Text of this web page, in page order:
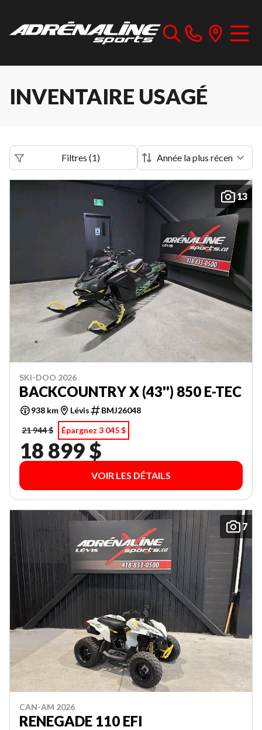
INVENTAIRE USAGÉ
Filtres (1)
13
SKI-DOO 2026
BACKCOUNTRY X (43'') 850 E-TEC
938 km Lévis
BMJ26048
21 944 $
Épargnez 3 045 $
18 899 $
VOIR LES DÉTAILS
7
CAN-AM 2026
RENEGADE 110 EFI